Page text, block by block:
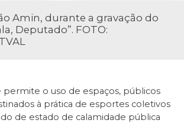
Amin, durante a gravação do
Deputado”. FOTO:
permite o uso de espaços, públicos
à prática de esportes coletivos
de estado de calamidade pública